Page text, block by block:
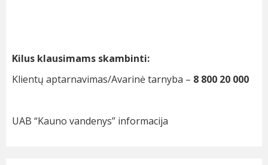
Kilus klausimams skambinti:
Klientų aptarnavimas/Avarinė tarnyba – 8 800 20 000
UAB “Kauno vandenys” informacija